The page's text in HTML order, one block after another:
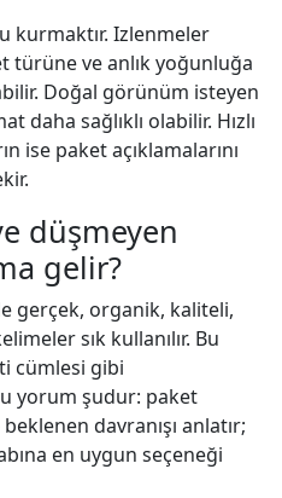
kurmaktır. Izlenmeler
türüne ve anlık yoğunluğa
Doğal görünüm isteyen
daha sağlıklı olabilir. Hızlı
ise paket açıklamalarını
düşmeyen
gelir?
gerçek, organik, kaliteli,
sık kullanılır. Bu
cümlesi gibi
yorum şudur: paket
davranışı anlatır;
en uygun seçeneği